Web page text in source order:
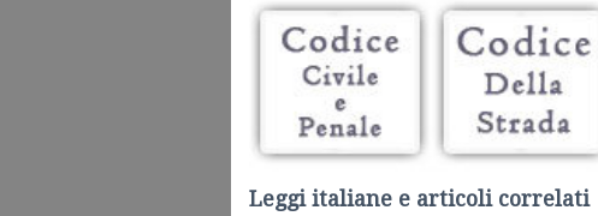
Leggi italiane e articoli correlati